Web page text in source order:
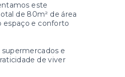
este
de 80m² de área
espaço e conforto
e
de viver